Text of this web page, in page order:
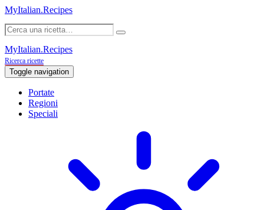
MyItalian.Recipes
MyItalian.Recipes
Ricerca ricette
Toggle navigation
Portate
Regioni
Speciali